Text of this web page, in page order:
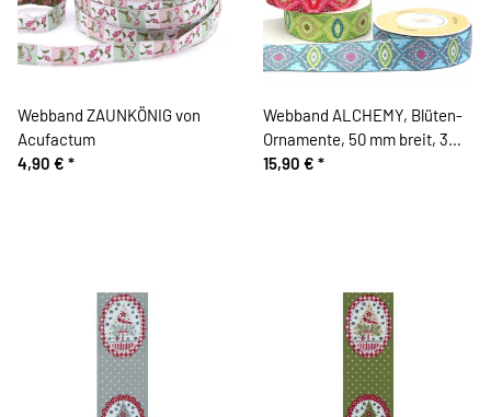
Webband ZAUNKÖNIG von
Acufactum
4,90 € *
Webband ALCHEMY, Blüten-
Ornamente, 50 mm breit, 3
Farben
15,90 € *